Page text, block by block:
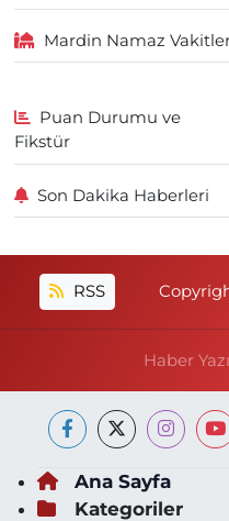
Mardin Namaz
Puan Durumu ve
Fikstür
Son Dakika Haberleri
RSS
Haber
Ana Sayfa
Kategoriler